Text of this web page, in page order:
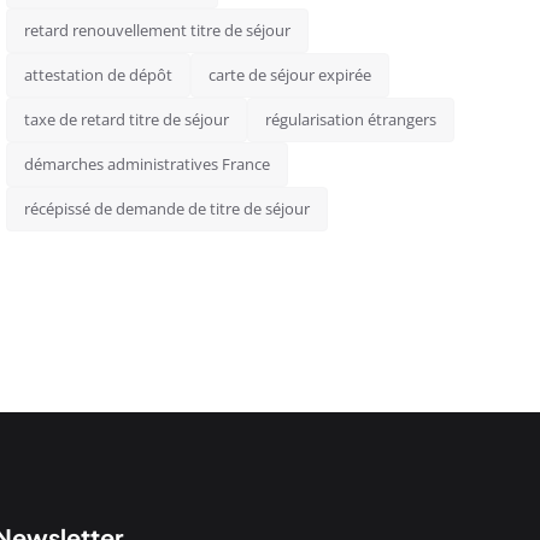
retard renouvellement titre de séjour
attestation de dépôt carte de séjour expirée
taxe de retard titre de séjour régularisation étrangers
démarches administratives France
récépissé de demande de titre de séjour